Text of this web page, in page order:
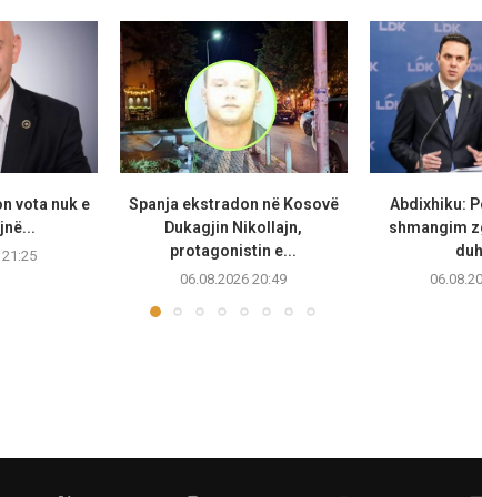
vota nuk e
Spanja ekstradon në Kosovë
Dukagjin Nikollajn,
protagonistin e...
06.08.2026 20:49
Abdixhiku:
shmangim